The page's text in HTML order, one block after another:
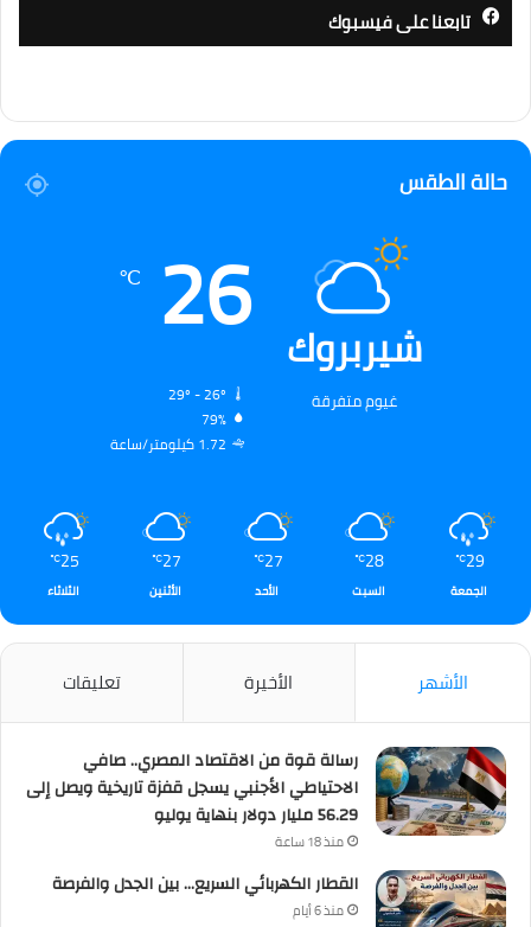
تابعنا على فيسبوك
حالة الطقس
شيربروك
غيوم متفرقة
26
℃
79%
1.72 كيلومتر/ساعة
29
℃
الجمعة
28
℃
السبت
27
℃
الأحد
27
℃
الأثنين
25
℃
الثلاثاء
الأشهر الأخيرة تعليقات
رسالة قوة من الاقتصاد المصري.. صافي
الاحتياطي الأجنبي يسجل قفزة تاريخية ويصل إلى
56.29 مليار دولار بنهاية يوليو
منذ 18 ساعة
القطار الكهربائي السريع… بين الجدل والفرصة
منذ 6 أيام